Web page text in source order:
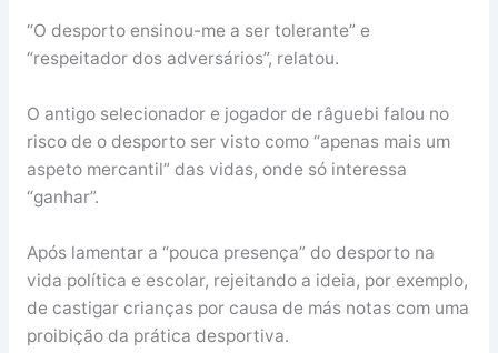
“O desporto ensinou-me a ser tolerante” e
“respeitador dos adversários”, relatou.
O antigo selecionador e jogador de râguebi falou no
risco de o desporto ser visto como “apenas mais um
aspeto mercantil” das vidas, onde só interessa
“ganhar”.
Após lamentar a “pouca presença” do desporto na
vida política e escolar, rejeitando a ideia, por exemplo,
de castigar crianças por causa de más notas com uma
proibição da prática desportiva.